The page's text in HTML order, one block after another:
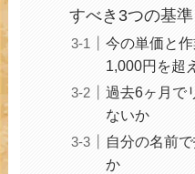
すべき3つの基準
今の単価と
1,000円を超
過去6ヶ月で
ないか
自分の名前
か